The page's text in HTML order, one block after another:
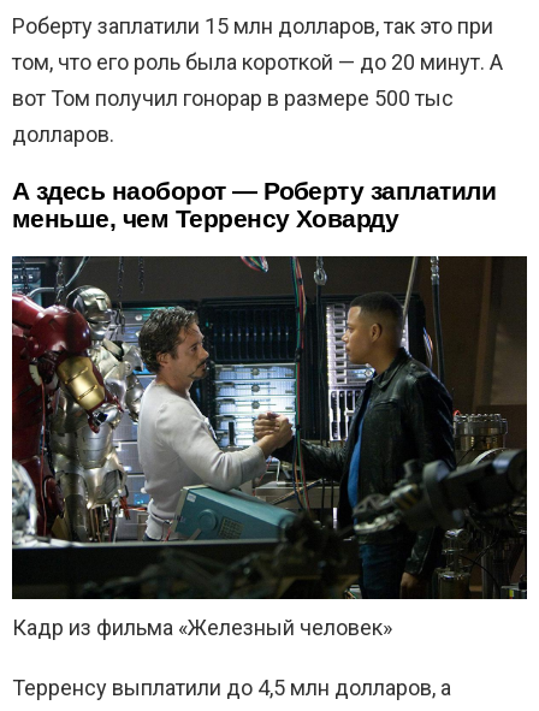
Роберту заплатили 15 млн долларов, так это при
том, что его роль была короткой — до 20 минут. А
вот Том получил гонорар в размере 500 тыс
долларов.
А здесь наоборот — Роберту заплатили
меньше, чем Терренсу Ховарду
Кадр из фильма «Железный человек»
Терренсу выплатили до 4,5 млн долларов, а